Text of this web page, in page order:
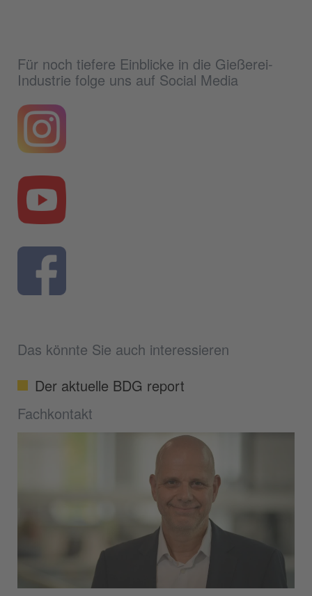
Für noch tiefere Einblicke in die Gießerei-
Industrie folge uns auf Social Media
Das könnte Sie auch interessieren
Der aktuelle BDG report
Fachkontakt